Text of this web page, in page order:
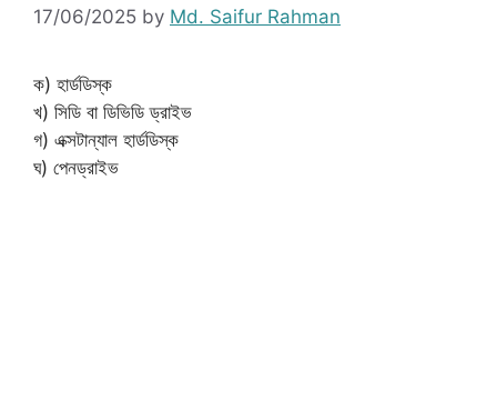
17/06/2025 by Md. Saifur Rahman
ক) হার্ডডিস্ক
খ) সিডি বা ডিভিডি ড্রাইভ
গ) এক্সটান্যাল হার্ডডিস্ক
ঘ) পেনড্রাইভ